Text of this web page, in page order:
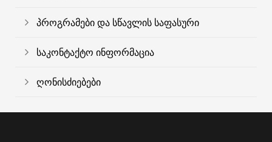
პროგრამები და სწავლის საფასური
საკონტაქტო ინფორმაცია
ღონისძიებები